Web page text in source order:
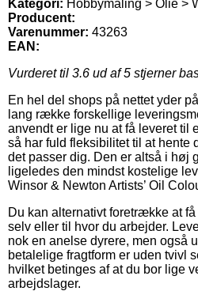
Kategori: Hobbymaling > Olie >
Producent:
Varenummer: 43263
EAN:
Vurderet til 3.6 ud af 5 stjerner
En hel del shops på nettet yder
lang række forskellige
anvendt er lige nu at få leveret til
så har fuld fleksibilitet til at
det passer dig. Den er altså i høj
ligeledes den mindst kostelige
Winsor & Newton Artists’ Oil
Du kan alternativt foretrække at
selv eller til hvor du arbejder.
nok en anelse dyrere, men også
betalelige fragtform er uden tvivl
hvilket betinges af at du bor lige
arbejdslager.